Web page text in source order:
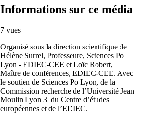
Informations sur ce média
7 vues
Organisé sous la direction scientifique de
Hélène Surrel, Professeure, Sciences Po
Lyon - EDIEC-CEE et Loïc Robert,
Maître de conférences, EDIEC-CEE. Avec
le soutien de Sciences Po Lyon, de la
Commission recherche de l’Université Jean
Moulin Lyon 3, du Centre d’études
européennes et de l’EDIEC.